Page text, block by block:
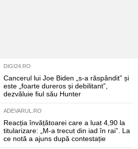
DIGI24.RO
Cancerul lui Joe Biden „s-a răspândit” și
este „foarte dureros și debilitant”,
dezvăluie fiul său Hunter
ADEVARUL.RO
Reacția învățătoarei care a luat 4,90 la
titularizare: „M-a trecut din iad în rai”. La
ce notă a ajuns după contestație